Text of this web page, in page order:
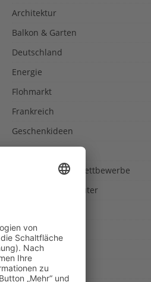
Architektur
Balkon & Garten
Deutschland
Energie
Flohmarkt
Frankreich
Geschenkideen
Gewinnspiele & Wettbewerbe
Gewürze und Kräuter
Hochwasser
Ideen-Reich
Italien